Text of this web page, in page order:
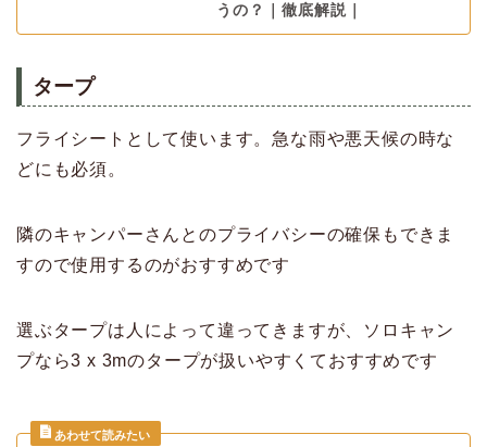
うの？｜徹底解説｜
タープ
フライシートとして使います。急な雨や悪天候の時な
どにも必須。
隣のキャンパーさんとのプライバシーの確保もできま
すので使用するのがおすすめです
選ぶタープは人によって違ってきますが、ソロキャン
プなら3 x 3mのタープが扱いやすくておすすめです